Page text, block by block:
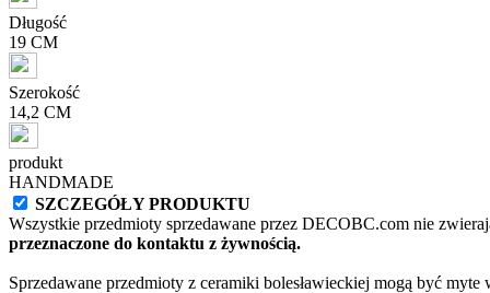
Długość
19 CM
Szerokość
14,2 CM
produkt
HANDMADE
SZCZEGÓŁY PRODUKTU
Wszystkie przedmioty sprzedawane przez DECOBC.com nie
przeznaczone do kontaktu z żywnością.
Sprzedawane przedmioty z ceramiki bolesławieckiej mogą być